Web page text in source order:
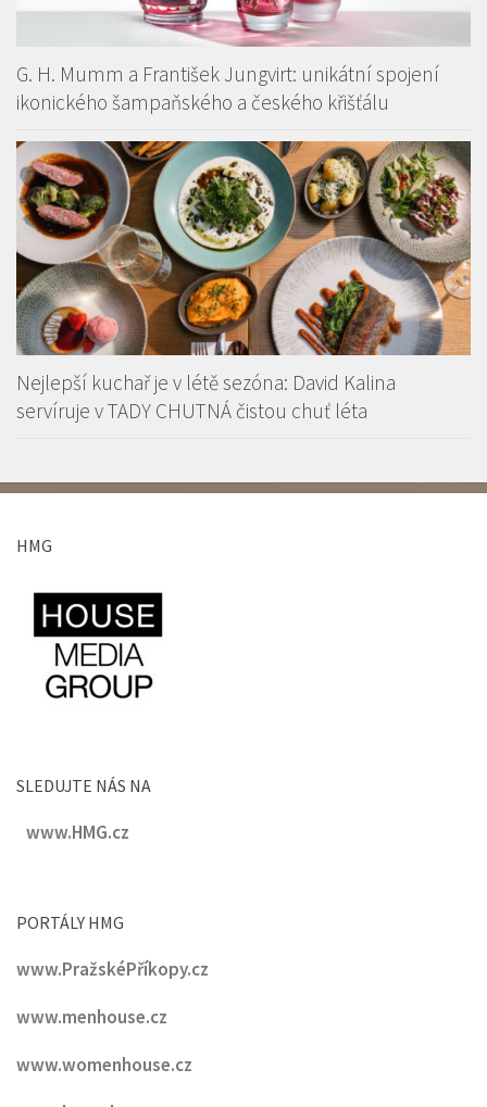
G. H. Mumm a František Jungvirt: unikátní spojení
ikonického šampaňského a českého křišťálu
Nejlepší kuchař je v létě sezóna: David Kalina
servíruje v TADY CHUTNÁ čistou chuť léta
HMG
SLEDUJTE NÁS NA
www.HMG.cz
PORTÁLY HMG
www.PražskéPříkopy.cz
www.menhouse.cz
www.womenhouse.cz